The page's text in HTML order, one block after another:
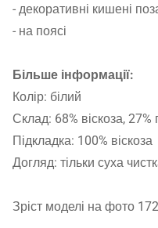
- декоративні кишені
- на поясі
Більше інформації:
Колір: білий
Склад: 68% віскоза, 27%
Підкладка: 100% віскоза
Догляд: тільки суха
Зріст моделі на фото